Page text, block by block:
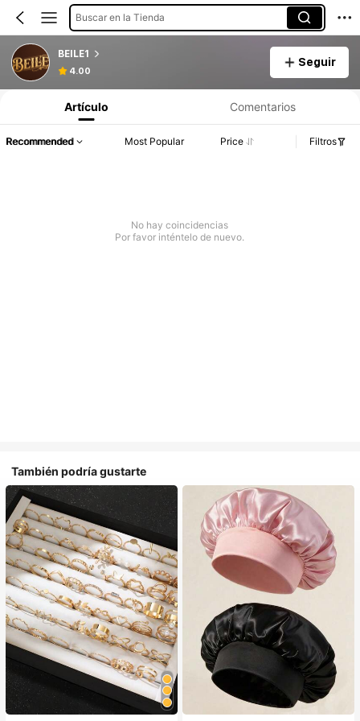
Buscar en la Tienda
BEILE1
4.00
Seguir
Artículo Comentarios
Recommended Most Popular Price Filtros
No hay coincidencias
Por favor inténtelo de nuevo.
También podría gustarte